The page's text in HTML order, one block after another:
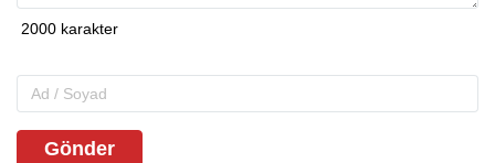
Gönder